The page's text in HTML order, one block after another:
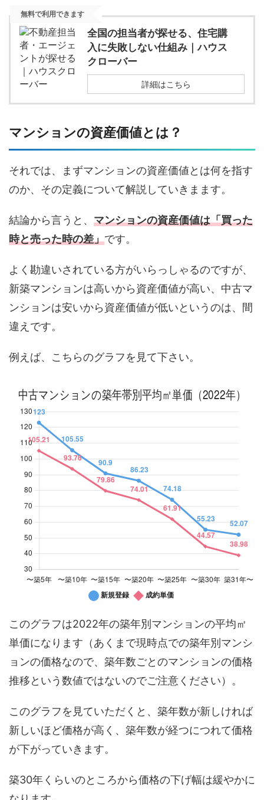
無料で利用できます
全国の担当者が探せる、住宅購
入に失敗しない仕組み｜ハウス
クローバー
詳細はこちら
マンションの資産価値とは？
それでは、まずマンションの資産価値とは何を指す
のか、その定義について解説していきまます。
結論から言うと、 マンションの資産価値は「買った
時と売った時の差」です。
よく勘違いされている方がいらっしゃるのですが、
新築マンションは高いから資産価値が高い、中古マ
ンションは安いから資産価値が低いというのは、間
違えです。
例えば、こちらのグラフを見て下さい。
このグラフは2022年の築年別マンションの平均㎡
単価になります（あくまで現時点での築年別マンシ
ョンの価格なので、築年数ごとのマンションの価格
推移という数値ではないのでご注意ください）。
このグラフを見ていただくと、築年数が新しければ
新しいほど価格が高く、築年数が経つにつれて価格
が下がっていきます。
築30年くらいのところから価格の下げ幅は緩やかに